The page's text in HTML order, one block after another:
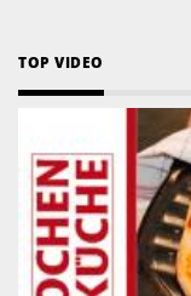
TOP VIDEO